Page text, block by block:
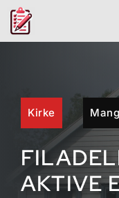
Hopp
Kirke
AKTIVE